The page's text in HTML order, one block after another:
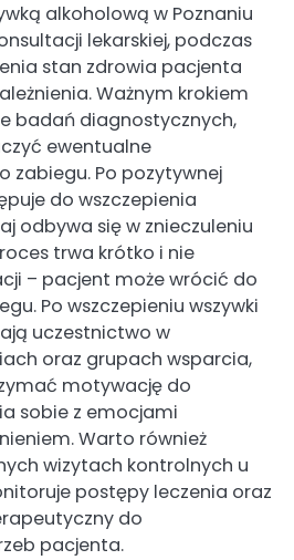
alkoholową w Poznaniu
lekarskiej, podczas
stan zdrowia pacjenta
Ważnym krokiem
badań diagnostycznych,
ewentualne
zabiegu. Po pozytywnej
do wszczepienia
odbywa się w znieczuleniu
trwa krótko i nie
– pacjent może wrócić do
Po wszczepieniu wszywki
uczestnictwo w
oraz grupach wsparcia,
motywację do
sobie z emocjami
Warto również
wizytach kontrolnych u
postępy leczenia oraz
do
pacjenta.